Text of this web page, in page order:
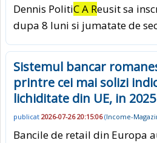
Dennis PolitiC A Reusit sa
dupa 8 luni si jumatate de
Sistemul bancar
printre cei mai solizi
lichiditate din UE, in 2025
publicat 2026-07-26 20:15:06(Income-
Bancile de retail din Europa